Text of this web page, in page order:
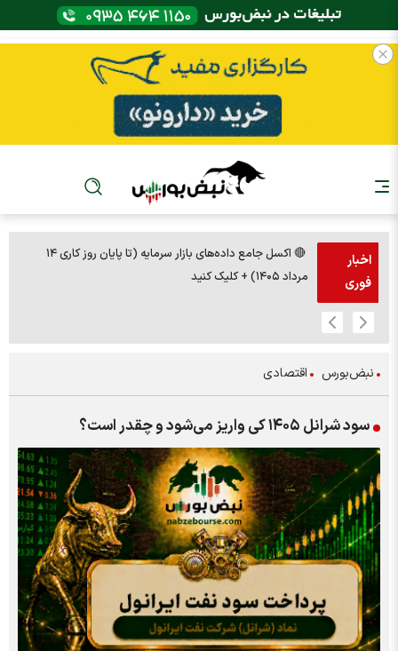
اخبار
فوری
🔴 اکسل جامع داده‌های بازار سرمایه (تا پایان روز کاری ۱۴
مرداد ۱۴۰۵) + کلیک کنید
نبض‌بورس اقتصادی
سود شرانل ۱۴۰۵ کی واریز می‌شود و چقدر است؟